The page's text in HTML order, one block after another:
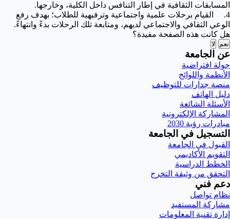
المسابقات الثقافية في إطار التنافس داخل الكلية، وخارجها.
4. القيام برحلات علمية واجتماعية وترفيهية للطلاب؛ بهدف رفع
الوعي الثقافي والاجتماعي لديهم، ومتابعة تلك الرحلات بدءً وانتهاءً.
هل كانت هذه الصفحة مفيدة؟
نعم لا
عن الجامعة
جولة افتراضية
الأنظمة واللوائح
منصة جدارات للتوظيف
دليل الهاتف
الأسئلة الشائعة
المشاركة الإلكترونية
مبادرات رؤية 2030
التسجيل في الجامعة
القبول في الجامعة
التقويم الأكاديمي
الخطط الدراسية
التحقق من وثيقة التخرج
دعم فني
نظام تواصل
مشاركة المستفيد
إدارة تقنية المعلومات